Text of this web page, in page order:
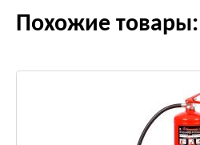
Похожие товары: